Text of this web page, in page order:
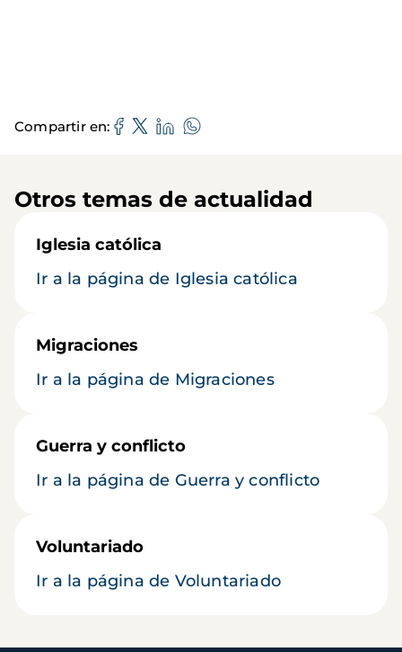
Compartir en
Otros temas de actualidad
Iglesia católica
Ir a la página de Iglesia católica
Migraciones
Ir a la página de Migraciones
Guerra y conflicto
Ir a la página de Guerra y conflicto
Voluntariado
Ir a la página de Voluntariado